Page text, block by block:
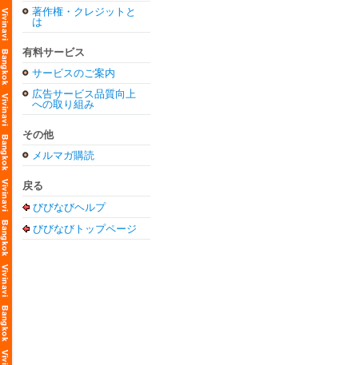
著作権・クレジットと
は
有料サービス
サービスのご案内
広告サービス品質向上
への取り組み
その他
メルマガ購読
戻る
びびなびヘルプ
びびなびトップページ